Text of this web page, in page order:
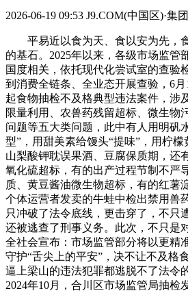
2026-06-19 09:53 J9.COM(中国区)·集团
平易近以食为天、食以安为先，
的基石。2025年以来，各级市场监管
国度相关，依托现代化尝试室的查验
到消费全链条、全业态开展查验，6
起食物抽检不及格典型违法案件，涉
限量利用、农兽药残留超标、微生物
问题等五大类问题，此中有人用明矾
型”，用甜美素给馒头“提味”，用柠檬
山梨酸钾耽误果酒、豆腐保质期，还
氧化硫超标，有的出产过程节制不严
质、黄豆酱油微生物超标，有的红薯
个体运营者发卖的牛蛙中检出禁用兽
只冲破了法令底线，更击穿了，不只
还被逃查了刑事义务。此次，不只是
全社会宣布：市场监管部分将以更精
守护“舌尖上的平安”，决不让不及格
逼上梁山的违法犯罪都逃脱不了法令
2024年10月，合川区市场监管局抽检